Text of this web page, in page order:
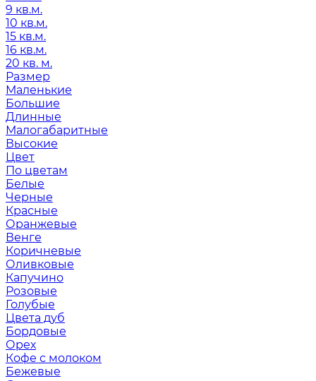
9 кв.м.
10 кв.м.
15 кв.м.
16 кв.м.
20 кв. м.
Размер
Маленькие
Большие
Длинные
Малогабаритные
Высокие
Цвет
По цветам
Белые
Черные
Красные
Оранжевые
Венге
Коричневые
Оливковые
Капучино
Розовые
Голубые
Цвета дуб
Бордовые
Орех
Кофе с молоком
Бежевые